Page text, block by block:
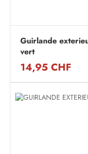
Guirlande
vert
14,95 CHF